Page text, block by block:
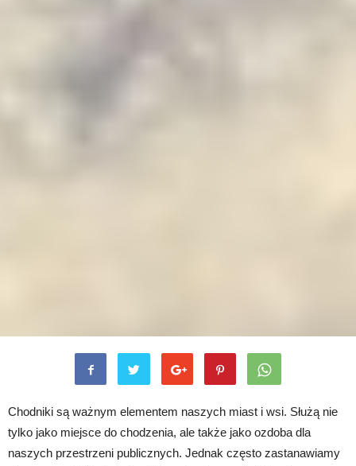
Chodniki są ważnym elementem naszych miast i wsi. Służą nie
tylko jako miejsce do chodzenia, ale także jako ozdoba dla
naszych przestrzeni publicznych. Jednak często zastanawiamy